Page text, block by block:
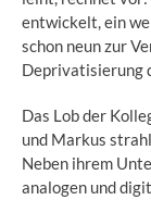
entwickelt, ein
schon neun zur
Deprivatisierung
Das Lob der
und Markus
Neben ihrem
analogen und